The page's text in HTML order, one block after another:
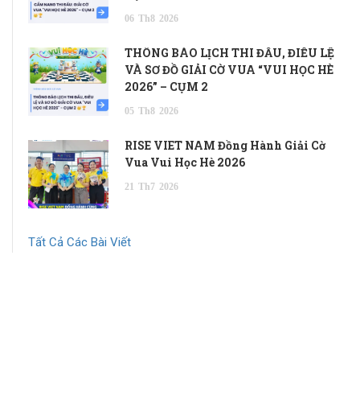
06 Th8 2026
THÔNG BÁO LỊCH THI ĐẤU, ĐIỀU LỆ
VÀ SƠ ĐỒ GIẢI CỜ VUA “VUI HỌC HÈ
2026” – CỤM 2
05 Th8 2026
RISE VIET NAM Đồng Hành Giải Cờ
Vua Vui Học Hè 2026
21 Th7 2026
Tất Cả Các Bài Viết